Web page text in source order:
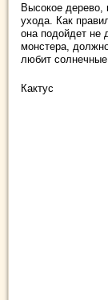
Высокое дерево,
ухода. Как
она подойдет не
монстера,
любит солнечные
Кактус